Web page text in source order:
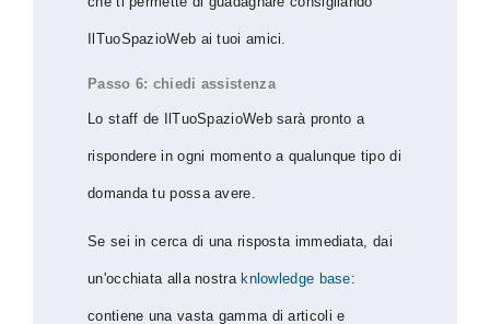
IlTuoSpazioWeb ai tuoi amici.
Passo 6: chiedi assistenza
Lo staff de IlTuoSpazioWeb sarà pronto a
rispondere in ogni momento a qualunque tipo di
domanda tu possa avere.
Se sei in cerca di una risposta immediata, dai
un'occhiata alla nostra knlowledge base:
contiene una vasta gamma di articoli e